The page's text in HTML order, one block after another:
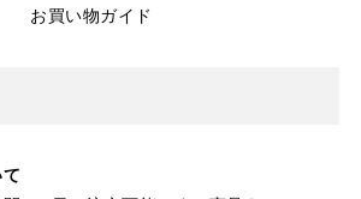
お買い物ガイド